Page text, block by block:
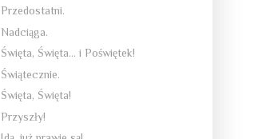
Przedostatni.
Nadciąga.
Święta, Święta... i Poświętek!
Świątecznie.
Święta, Święta!
Przyszły!